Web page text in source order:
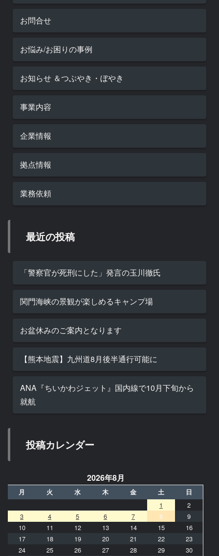
お問合せ
お悩み/お困りの事例
お知らせ ＆つぶやき・ぼやき
事業内容
企業情報
拠点情報
業務依頼
最近の投稿
「警察官が死刑にした」発言の玉川徹氏
関門海峡の景観が楽しめるキャンプ場
お盆休みのご案内となります
【熊本地震】九州道8月後半通行可能に
ANA『ちいかわジェット』国内線で10月下旬から
就航
投稿カレンダー
2026年8月
月 火 水 木 金 土 日
1
2
3
4 5 6 7 8
9
10
11 12 13 14 15
16
17
18 19 20 21 22
23
24
25 26 27 28 29
30